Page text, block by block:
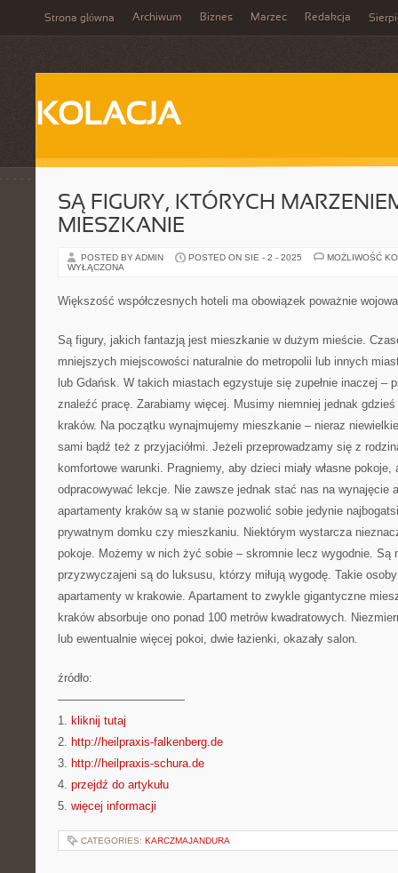
Strona główna Archiwum Biznes Marzec Redakcja
KOLACJA
SĄ FIGURY, KTÓRYCH
MIESZKANIE
POSTED BY ADMIN POSTED ON SIE - 2 - 2025
MOŻLIWOŚĆ
WYŁĄCZONA
Większość współczesnych hoteli ma obowiązek poważnie
Są figury, jakich fantazją jest mieszkanie w dużym mieście.
mniejszych miejscowości naturalnie do metropolii lub innych
lub Gdańsk. W takich miastach egzystuje się zupełnie inaczej –
znaleźć pracę. Zarabiamy więcej. Musimy niemniej jednak
kraków. Na początku wynajmujemy mieszkanie – nieraz
sami bądź też z przyjaciółmi. Jeżeli przeprowadzamy się z
komfortowe warunki. Pragniemy, aby dzieci miały własne pokoje,
odpracowywać lekcje. Nie zawsze jednak stać nas na wynajęcie
apartamenty kraków są w stanie pozwolić sobie jedynie
prywatnym domku czy mieszkaniu. Niektórym wystarcza
pokoje. Możemy w nich żyć sobie – skromnie lecz wygodnie. Są
przyzwyczajeni są do luksusu, którzy miłują wygodę. Takie
apartamenty w krakowie. Apartament to zwykle gigantyczne
kraków absorbuje ono ponad 100 metrów kwadratowych.
lub ewentualnie więcej pokoi, dwie łazienki, okazały salon.
źródło:
———————————
1. kliknij tutaj
2. http://heilpraxis-falkenberg.de
3. http://heilpraxis-schura.de
4. przejdź do artykułu
5. więcej informacji
CATEGORIES: KARCZMAJANDURA